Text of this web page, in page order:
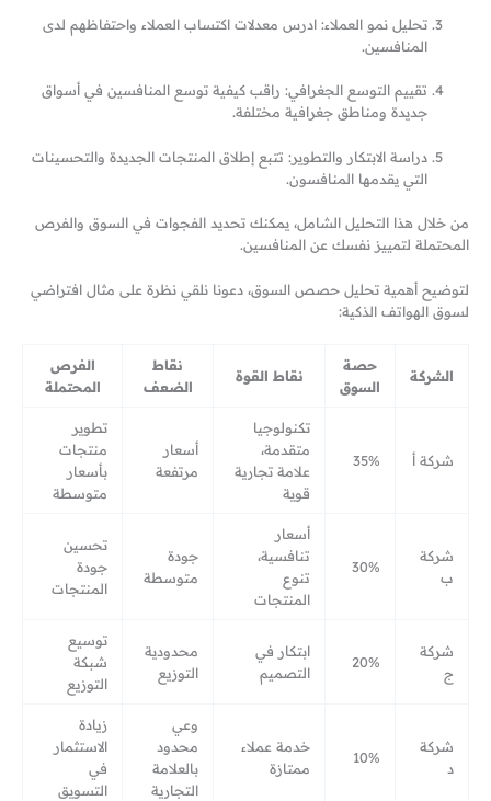
تحليل نمو العملاء: ادرس معدلات اكتساب العملاء واحتفاظهم لدى
المنافسين.
تقييم التوسع الجغرافي: راقب كيفية توسع المنافسين في أسواق
جديدة ومناطق جغرافية مختلفة.
دراسة الابتكار والتطوير: تتبع إطلاق المنتجات الجديدة والتحسينات
التي يقدمها المنافسون.
من خلال هذا التحليل الشامل، يمكنك تحديد الفجوات في السوق والفرص
المحتملة لتمييز نفسك عن المنافسين.
لتوضيح أهمية تحليل حصص السوق، دعونا نلقي نظرة على مثال افتراضي
لسوق الهواتف الذكية:
الشركة
حصة
السوق
نقاط القوة
نقاط
الضعف
الفرص
المحتملة
شركة أ 35%
تكنولوجيا
متقدمة،
علامة تجارية
قوية
أسعار
مرتفعة
تطوير
منتجات
بأسعار
متوسطة
شركة
ب
30%
أسعار
تنافسية،
تنوع
المنتجات
جودة
متوسطة
تحسين
جودة
المنتجات
شركة
ج
20%
ابتكار في
التصميم
محدودية
التوزيع
توسيع
شبكة
التوزيع
شركة
د
10%
خدمة عملاء
ممتازة
وعي
محدود
بالعلامة
التجارية
زيادة
الاستثمار
في
التسويق